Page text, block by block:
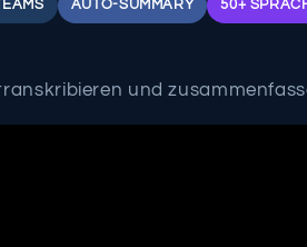
AUTO-SUMMARY 50+
und